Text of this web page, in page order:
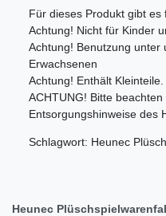
Für dieses Produkt gibt es
Achtung! Nicht für Kinder
Achtung! Benutzung unter
Erwachsenen
Achtung! Enthält
ACHTUNG! Bitte
Entsorgungshinweise des
Schlagwort: Heunec
Heunec